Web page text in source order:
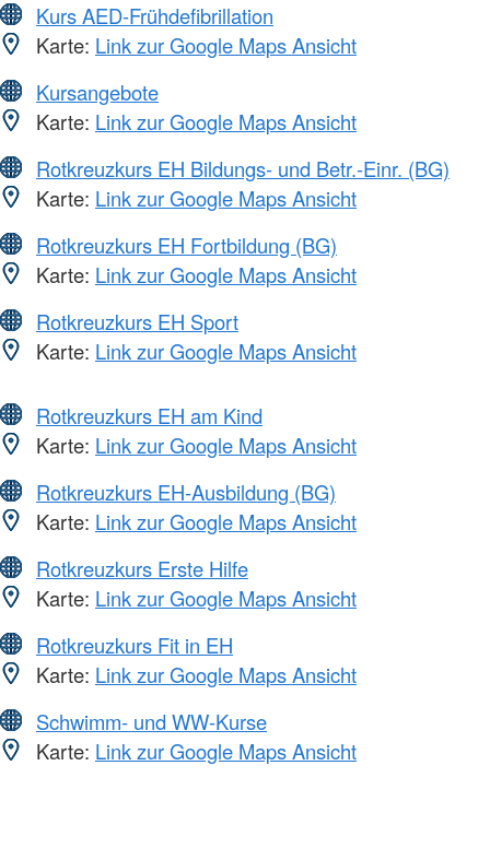
Kurs AED-Frühdefibrillation
Karte: Link zur Google Maps Ansicht
Kursangebote
Karte: Link zur Google Maps Ansicht
Rotkreuzkurs EH Bildungs- und Betr.-Einr. (BG)
Karte: Link zur Google Maps Ansicht
Rotkreuzkurs EH Fortbildung (BG)
Karte: Link zur Google Maps Ansicht
Rotkreuzkurs EH Sport
Karte: Link zur Google Maps Ansicht
Rotkreuzkurs EH am Kind
Karte: Link zur Google Maps Ansicht
Rotkreuzkurs EH-Ausbildung (BG)
Karte: Link zur Google Maps Ansicht
Rotkreuzkurs Erste Hilfe
Karte: Link zur Google Maps Ansicht
Rotkreuzkurs Fit in EH
Karte: Link zur Google Maps Ansicht
Schwimm- und WW-Kurse
Karte: Link zur Google Maps Ansicht